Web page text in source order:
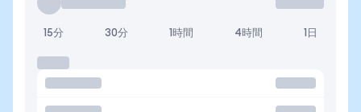
15分 30分 1時間 4時間 1日